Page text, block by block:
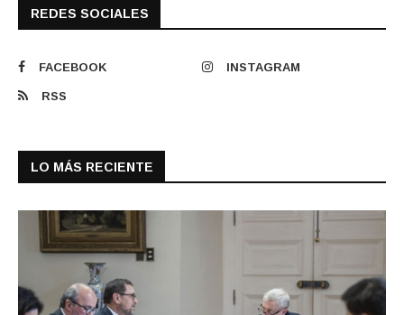
REDES SOCIALES
FACEBOOK INSTAGRAM
RSS
LO MÁS RECIENTE